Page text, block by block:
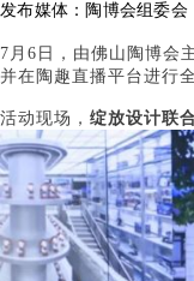
发布媒体：陶博会组委会
7月6日，由佛山陶博会
并在陶趣直播平台进行
活动现场， 绽放设计联